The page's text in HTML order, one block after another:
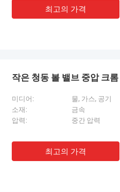
최고의 가격
작은 청동 볼 밸브 중압 크
미디어:
물, 가스, 공기
소재:
금속
압력:
중간 압력
최고의 가격